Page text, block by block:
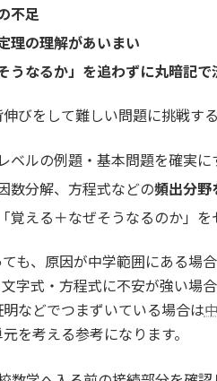
不足
理の理解があいまい
うなるか」を追わずに丸暗記で
びをして難しい問題に挑戦す
ベルの例題・基本問題を確実に
数分解、方程式などの頻出分野
覚える＋なぜそうなるのか」を
も、原因が中学範囲にある場
文字式・方程式に不安が強い場
などでつまずいている場合は
を考える参考になります。